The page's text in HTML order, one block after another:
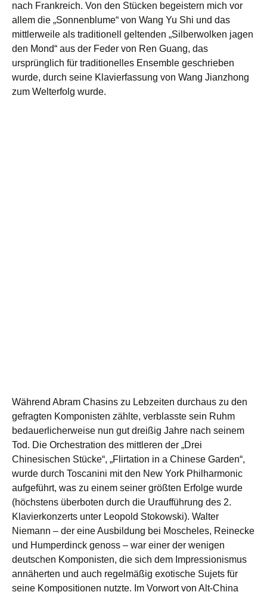
nach Frankreich. Von den Stücken begeistern mich vor
allem die „Sonnenblume“ von Wang Yu Shi und das
mittlerweile als traditionell geltenden „Silberwolken jagen
den Mond“ aus der Feder von Ren Guang, das
ursprünglich für traditionelles Ensemble geschrieben
wurde, durch seine Klavierfassung von Wang Jianzhong
zum Welterfolg wurde.
Während Abram Chasins zu Lebzeiten durchaus zu den
gefragten Komponisten zählte, verblasste sein Ruhm
bedauerlicherweise nun gut dreißig Jahre nach seinem
Tod. Die Orchestration des mittleren der „Drei
Chinesischen Stücke“, „Flirtation in a Chinese Garden“,
wurde durch Toscanini mit den New York Philharmonic
aufgeführt, was zu einem seiner größten Erfolge wurde
(höchstens überboten durch die Uraufführung des 2.
Klavierkonzerts unter Leopold Stokowski). Walter
Niemann – der eine Ausbildung bei Moscheles, Reinecke
und Humperdinck genoss – war einer der wenigen
deutschen Komponisten, die sich dem Impressionismus
annäherten und auch regelmäßig exotische Sujets für
seine Kompositionen nutzte. Im Vorwort von Alt-China